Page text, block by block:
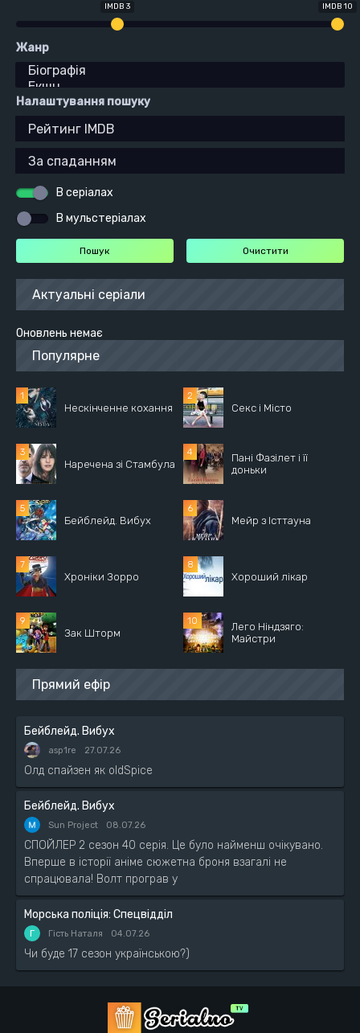
IMDB 3 IMDB 10
Жанр
Налаштування пошуку
В серіалах
В мульстеріалах
Актуальні серіали
Оновлень немає
Популярне
Нескінченне кохання Секс і Місто
Наречена зі Стамбула
Пані Фазілет і її
доньки
Бейблейд. Вибух Мейр з Істтауна
Хроніки Зорро Хороший лікар
Зак Шторм
Лего Ніндзяго:
Майстри
Прямий ефір
Бейблейд. Вибух
asp1re 27.07.26
Олд спайзен як oldSpice
Бейблейд. Вибух
Sun Project 08.07.26
СПОЙЛЕР 2 сезон 40 серія. Це було найменш очікувано.
Вперше в історії аніме сюжетна броня взагалі не
спрацювала! Волт програв у
Морська поліція: Спецвідділ
Г Гість Наталя 04.07.26
Чи буде 17 сезон українською?)